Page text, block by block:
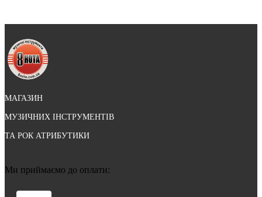
МАГАЗИН
МУЗИЧНИХ ІНСТРУМЕНТІВ
ТА РОК АТРИБУТИКИ
Ми приймаємо до оплати: